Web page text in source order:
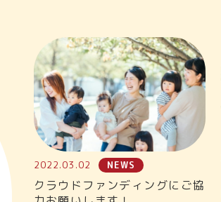
2022.03.02 NEWS
クラウドファンディングにご協